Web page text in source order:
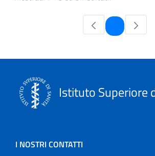
Pagina
Istituto Superiore
I NOSTRI CONTATTI